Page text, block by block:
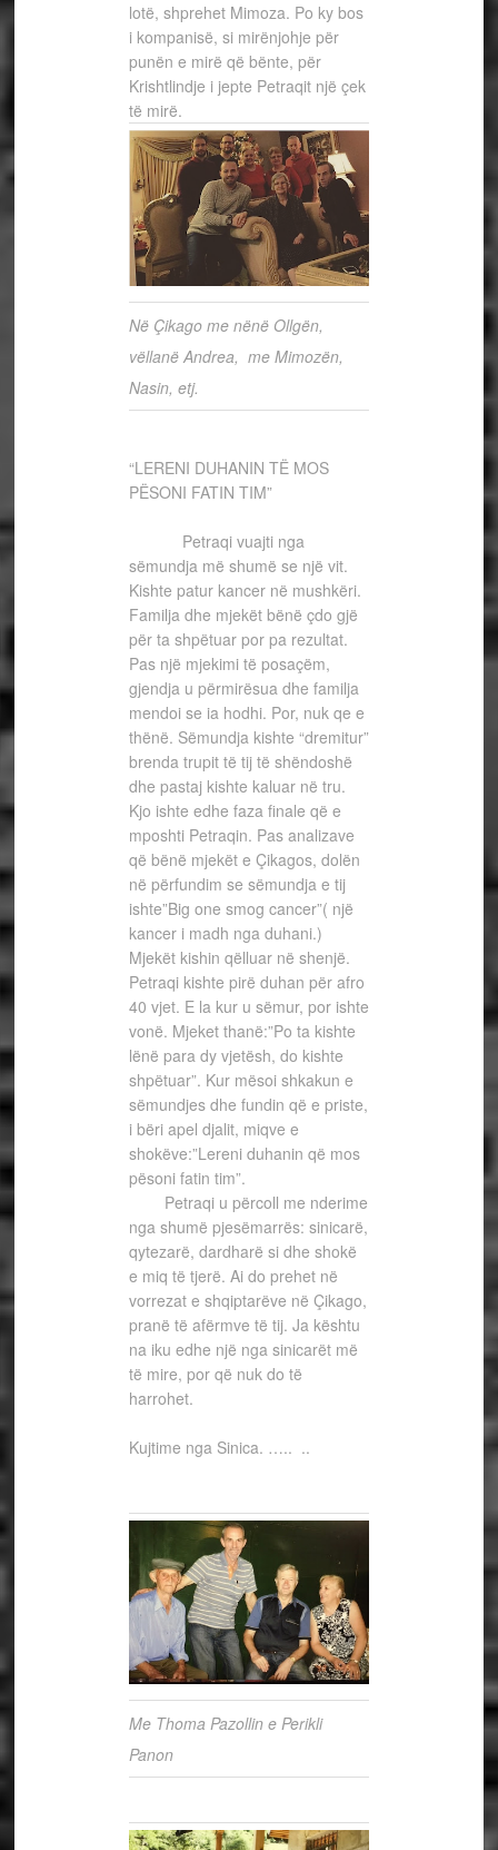
lotë, shprehet Mimoza. Po ky bos
i kompanisë, si mirënjohje për
punën e mirë që bënte, për
Krishtlindje i jepte Petraqit një çek
të mirë.
Në Çikago me nënë Ollgën,
vëllanë Andrea, me Mimozën,
Nasin, etj.
“LERENI DUHANIN TË MOS
PËSONI FATIN TIM”
Petraqi vuajti nga
sëmundja më shumë se një vit.
Kishte patur kancer në mushkëri.
Familja dhe mjekët bënë çdo gjë
për ta shpëtuar por pa rezultat.
Pas një mjekimi të posaçëm,
gjendja u përmirësua dhe familja
mendoi se ia hodhi. Por, nuk qe e
thënë. Sëmundja kishte “dremitur”
brenda trupit të tij të shëndoshë
dhe pastaj kishte kaluar në tru.
Kjo ishte edhe faza finale që e
mposhti Petraqin. Pas analizave
që bënë mjekët e Çikagos, dolën
në përfundim se sëmundja e tij
ishte”Big one smog cancer”( një
kancer i madh nga duhani.)
Mjekët kishin qëlluar në shenjë.
Petraqi kishte pirë duhan për afro
40 vjet. E la kur u sëmur, por ishte
vonë. Mjeket thanë:”Po ta kishte
lënë para dy vjetësh, do kishte
shpëtuar”. Kur mësoi shkakun e
sëmundjes dhe fundin që e priste,
i bëri apel djalit, miqve e
shokëve:”Lereni duhanin që mos
pësoni fatin tim”.
Petraqi u përcoll me nderime
nga shumë pjesëmarrës: sinicarë,
qytezarë, dardharë si dhe shokë
e miq të tjerë. Ai do prehet në
vorrezat e shqiptarëve në Çikago,
pranë të afërmve të tij. Ja kështu
na iku edhe një nga sinicarët më
të mire, por që nuk do të
harrohet.
Kujtime nga Sinica. ….. ..
Me Thoma Pazollin e Perikli
Panon